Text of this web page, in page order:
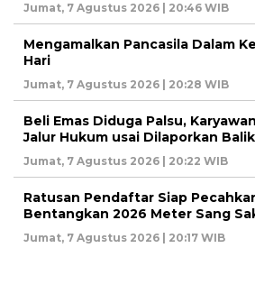
Jumat, 7 Agustus 2026 | 20:46 WIB
Mengamalkan Pancasila Dalam
Hari
Jumat, 7 Agustus 2026 | 20:28 WIB
Beli Emas Diduga Palsu,
Jalur Hukum usai Dilaporkan Balik
Jumat, 7 Agustus 2026 | 20:22 WIB
Ratusan Pendaftar Siap
Bentangkan 2026 Meter Sang
Jumat, 7 Agustus 2026 | 20:17 WIB